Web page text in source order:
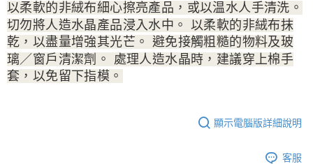
以柔軟的非絨布細心擦亮產品，或以温水人手清洗。
切勿將人造水晶產品浸入水中。 以柔軟的非絨布抹
乾，以盡量增強其光芒。 避免接觸粗糙的物料及玻
璃／窗戶清潔劑。 處理人造水晶時，建議穿上棉手
套，以免留下指模。
顯示電腦版詳細說明
客服